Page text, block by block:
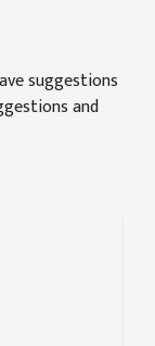
suggestions
and